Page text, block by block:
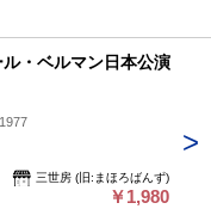
・ベルマン日本公演
三世房 (旧:まほろばんず)
￥1,980